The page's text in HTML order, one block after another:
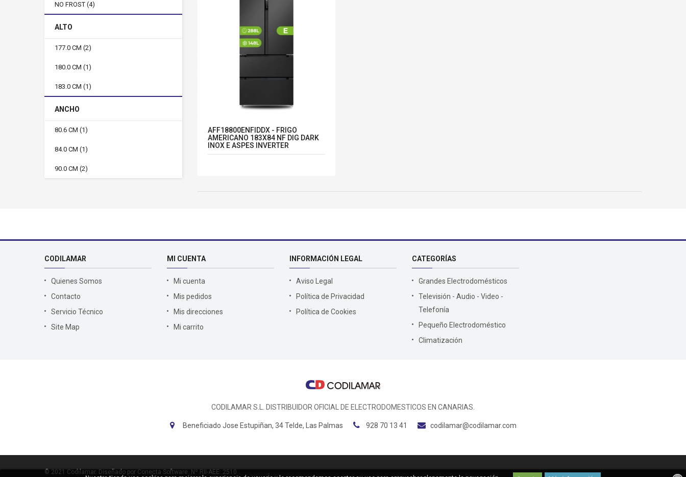
NO FROST (4)
ALTO
177.0 CM (2)
180.0 CM (1)
183.0 CM (1)
ANCHO
80.6 CM (1)
84.0 CM (1)
90.0 CM (2)
AFF18800ENFIDDX - FRIGO
AMERICANO 183X84 NF DIG DARK
INOX E ASPES INVERTER
CODILAMAR
Quienes Somos
Contacto
Servicio Técnico
Site Map
MI CUENTA
Mi cuenta
Mis pedidos
Mis direcciones
Mi carrito
INFORMACIÓN LEGAL
Aviso Legal
Política de Privacidad
Política de Cookies
CATEGORÍAS
Grandes Electrodomésticos
Televisión - Audio - Video -
Telefonía
Pequeño Electrodoméstico
Climatización
CODILAMAR S.L. DISTRIBUIDOR OFICIAL DE ELECTRODOMESTICOS EN CANARIAS.
Beneficiado Jose Estupiñan, 34 Telde, Las Palmas 928 70 13 41 codilamar@codilamar.com
© 2021 Codilamar. Diseñado por Conecta Software. Nº RII-AEE: 2510